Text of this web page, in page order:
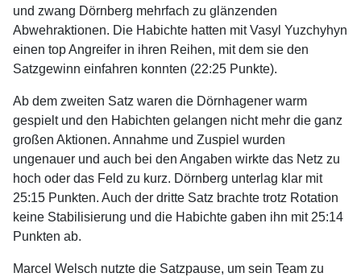
und zwang Dörnberg mehrfach zu glänzenden
Abwehraktionen. Die Habichte hatten mit Vasyl Yuzchyhyn
einen top Angreifer in ihren Reihen, mit dem sie den
Satzgewinn einfahren konnten (22:25 Punkte).
Ab dem zweiten Satz waren die Dörnhagener warm
gespielt und den Habichten gelangen nicht mehr die ganz
großen Aktionen. Annahme und Zuspiel wurden
ungenauer und auch bei den Angaben wirkte das Netz zu
hoch oder das Feld zu kurz. Dörnberg unterlag klar mit
25:15 Punkten. Auch der dritte Satz brachte trotz Rotation
keine Stabilisierung und die Habichte gaben ihn mit 25:14
Punkten ab.
Marcel Welsch nutzte die Satzpause, um sein Team zu